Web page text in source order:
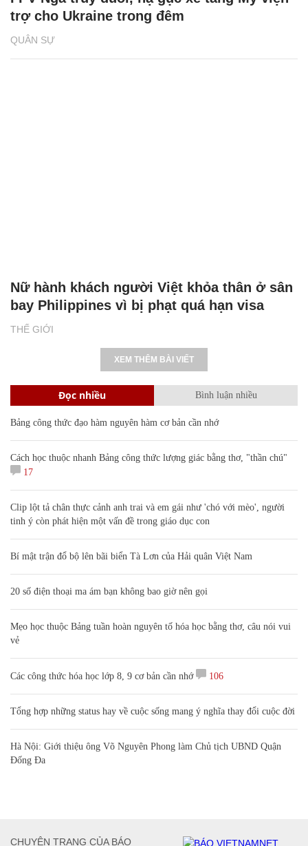
QUÂN SỰ
trợ cho Ukraine trong đêm
THẾ GIỚI
Nữ hành khách người Việt khỏa thân ở sân
bay Philippines vì bị phạt quá hạn visa
XEM THÊM BÀI VIẾT
Đọc nhiều Bình luận nhiều
Bảng công thức đạo hàm nguyên hàm cơ bản cần nhớ
Cách học thuộc nhanh Bảng công thức lượng giác bằng thơ, "thần chú"
17
Clip lột tả chân thực cảnh anh trai và em gái như 'chó với mèo', người
tinh ý còn phát hiện một vấn đề trong giáo dục con
Bí mật trận đổ bộ lên bãi biển Tà Lơn của Hải quân Việt Nam
20 số điện thoại ma ám bạn không bao giờ nên gọi
Mẹo học thuộc Bảng tuần hoàn nguyên tố hóa học bằng thơ, câu nói vui
vẻ
Các công thức hóa học lớp 8, 9 cơ bản cần nhớ 106
Tổng hợp những status hay về cuộc sống mang ý nghĩa thay đổi cuộc đời
Hà Nội: Giới thiệu ông Võ Nguyên Phong làm Chủ tịch UBND Quận
Đống Đa
CHUYÊN TRANG CỦA BÁO